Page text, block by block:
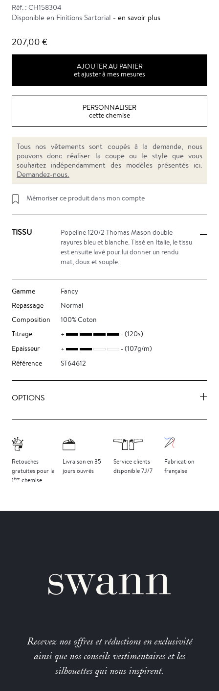
Réf. : CH158304
Disponible en Finitions Sartorial - en savoir plus
207,00 €
AJOUTER AU PANIER
et ajuster à mes mesures
PERSONNALISER
cette chemise
Tous nos vêtements sont coupés à la demande, nous
pouvons donc réaliser la coupe ou le style que vous
souhaitez indépendamment des modèles présentés ici.
Demandez-nous.
Mémoriser ce produit dans mon compte
TISSU
Popeline 120/2 Thomas Mason double
rayures bleu et blanche. Tissé en Italie, le tissu
est ensuite lavé pour lui donner un rendu
mat, doux et souple.
Gamme
Fancy
Repassage
Normal
Composition
100% Coton
Titrage
(120s)
Epaisseur
(107g/m)
Référence
ST64612
OPTIONS
Retouches
gratuites pour la
1ère chemise
Livraison en 35
jours ouvrés
Service clients
disponible 7J/7
Fabrication
française
Recevez nos offres et réductions en exclusivité
ainsi que nos conseils vestimentaires et les
silhouettes qui nous inspirent.